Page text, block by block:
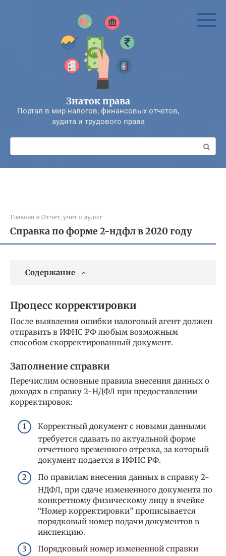
Знаток права
Портал в мир налогов, финансовых отчетов,
аудита и трудового права
Поиск:
Главная » Отчет, учет и аудит
Справка по форме 2-ндфл в 2020 году
Содержание
Процесс корректировки
После выявления ошибки налоговый агент должен
отправить в ИФНС РФ любым возможным
способом скорректированный документ.
Заполнение справки
Перечислим основные правила внесения данных о
доходах в справку 2-НДФЛ при предоставлении
корректировок:
Корректный документ с новыми данными
требуется сдавать по актуальной форме
отчетного временного отрезка, за который
документ подается в ИФНС РФ.
По правилам внесения данных в справку 2-
НДФЛ, при сдаче измененного документа по
конкретному физическому лицу в ячейке
“Номер корректировки” прописывается
порядковый номер подачи документов в
инспекцию.
Порядковый номер измененной справки